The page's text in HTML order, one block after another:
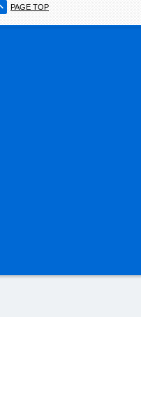
PAGE TOP